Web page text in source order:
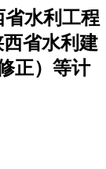
省水利工程
省水利建
正）等计